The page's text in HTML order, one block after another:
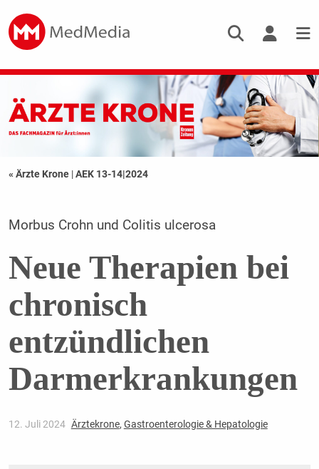
« Ärzte Krone |AEK 13-14|2024
Morbus Crohn und Colitis ulcerosa
Neue Therapien bei
chronisch
entzündlichen
Darmerkrankungen
12. Juli 2024 Ärztekrone, Gastroenterologie & Hepatologie